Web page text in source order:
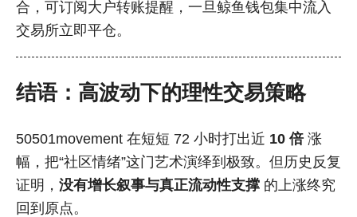
合，可订阅大户转账提醒，一旦鲸鱼钱包集中流入
交易所立即平仓。
结语：高波动下的理性交易策略
50501movement 在短短 72 小时打出近 10 倍 涨
幅，把“社区情绪”这门艺术演绎到极致。但历史反复
证明， 没有增长叙事与真正流动性支撑 的上涨终究
回到原点。